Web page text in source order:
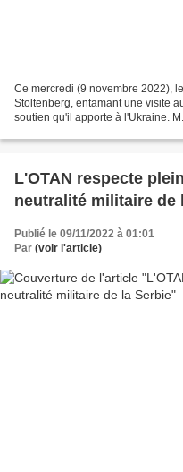
Ce mercredi (9 novembre 2022),
Stoltenberg, entamant une visite
soutien qu'il apporte à l'Ukraine.
L'OTAN respecte
neutralité militaire de
Publié le 09/11/2022 à 01:01
Par (voir l'article)